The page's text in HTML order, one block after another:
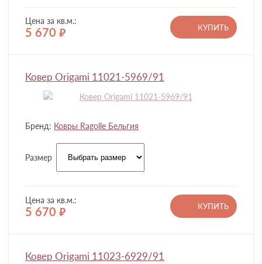
Цена за кв.м.:
5 670 руб.
КУПИТЬ
Ковер Origami 11021-5969/91
Бренд: Ковры Ragolle Бельгия
Размер
Цена за кв.м.:
5 670 руб.
КУПИТЬ
Ковер Origami 11023-6929/91